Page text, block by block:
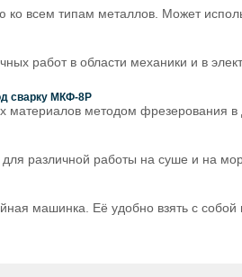
ко всем типам металлов. Может
работ в области механики и в
сварку МКФ-8Р
материалов методом фрезерования
различной работы на суше и на
машинка. Её удобно взять с собой